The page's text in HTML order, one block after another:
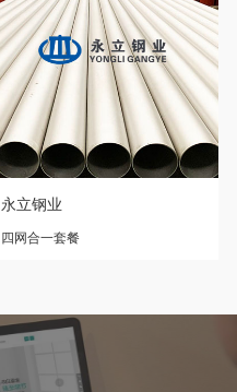
永立钢业
四网合一套餐